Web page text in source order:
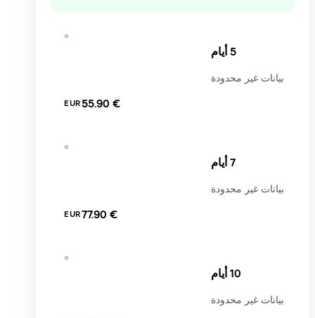
بيانات غير محدودة
EUR
بيانات غير محدودة
EUR
بيانات غير محدودة